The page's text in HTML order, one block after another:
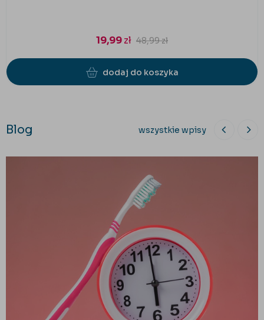
19,99zł 48,99zł
dodaj do koszyka
Blog wszystkie wpisy